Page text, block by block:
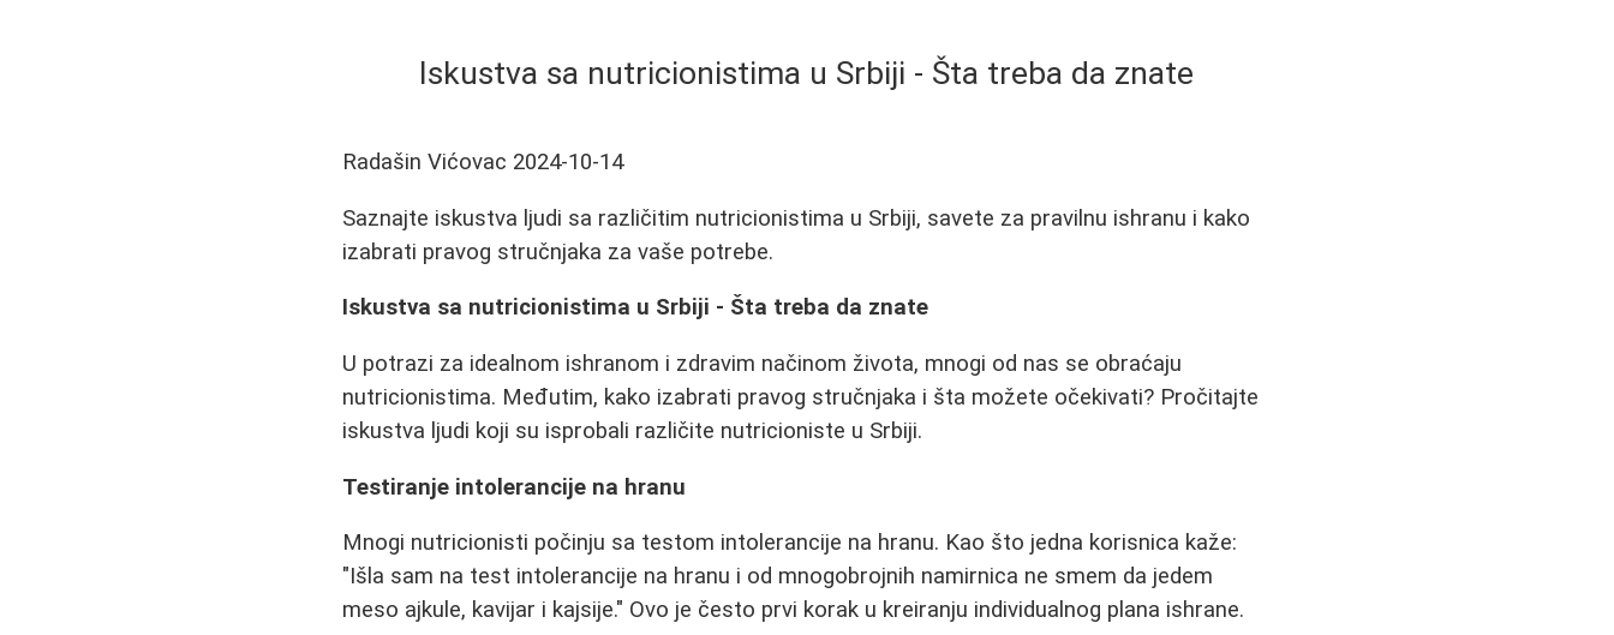
Iskustva sa nutricionistima u Srbiji - Šta treba da znate
Radašin Vićovac 2024-10-14
Saznajte iskustva ljudi sa različitim nutricionistima u Srbiji, savete za pravilnu ishranu i kako
izabrati pravog stručnjaka za vaše potrebe.
Iskustva sa nutricionistima u Srbiji - Šta treba da znate
U potrazi za idealnom ishranom i zdravim načinom života, mnogi od nas se obraćaju
nutricionistima. Međutim, kako izabrati pravog stručnjaka i šta možete očekivati? Pročitajte
iskustva ljudi koji su isprobali različite nutricioniste u Srbiji.
Testiranje intolerancije na hranu
Mnogi nutricionisti počinju sa testom intolerancije na hranu. Kao što jedna korisnica kaže:
"Išla sam na test intolerancije na hranu i od mnogobrojnih namirnica ne smem da jedem
meso ajkule, kavijar i kajsije." Ovo je često prvi korak u kreiranju individualnog plana ishrane.